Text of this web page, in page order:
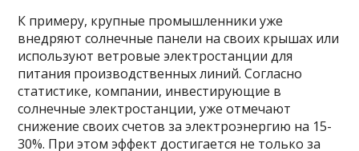
К примеру, крупные промышленники уже
внедряют солнечные панели на своих крышах или
используют ветровые электростанции для
питания производственных линий. Согласно
статистике, компании, инвестирующие в
солнечные электростанции, уже отмечают
снижение своих счетов за электроэнергию на 15-
30%. При этом эффект достигается не только за